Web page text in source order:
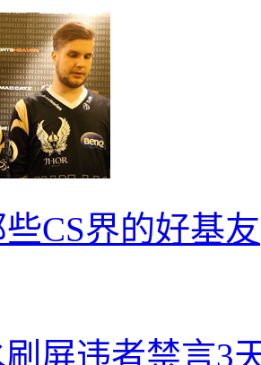
CS界的好基友
屏违者禁言3